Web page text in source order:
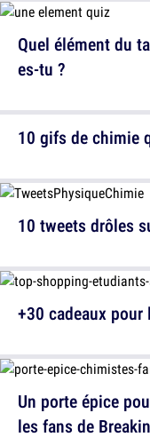
Quel élément du
es-tu ?
10 tweets drôles
Un porte épice
les fans de
10 gifs de chimie
+30 cadeaux